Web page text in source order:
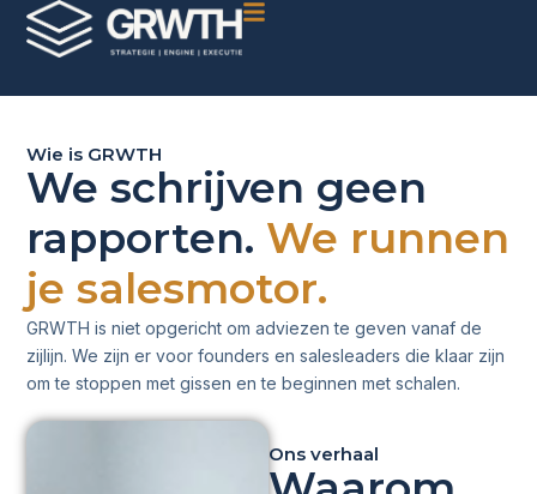
Wie is GRWTH
We schrijven geen
rapporten. We runnen
je salesmotor.
GRWTH is niet opgericht om adviezen te geven vanaf de
zijlijn. We zijn er voor founders en salesleaders die klaar zijn
om te stoppen met gissen en te beginnen met schalen.
Ons verhaal